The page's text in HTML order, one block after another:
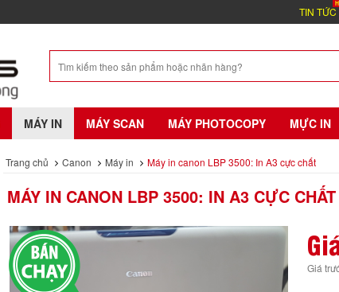
TIN TỨC
MÁY IN MÁY SCAN MÁY PHOTOCOPY MỰC IN
Trang chủ Canon Máy in Máy in canon LBP 3500: In A3 cực chất
MÁY IN CANON LBP 3500: IN A3 CỰC CHẤT
Giá